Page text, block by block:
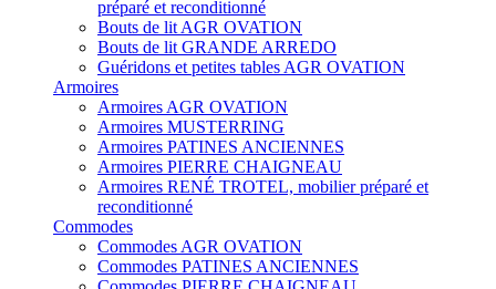
préparé et reconditionné
Bouts de lit AGR OVATION
Bouts de lit GRANDE ARREDO
Guéridons et petites tables AGR OVATION
Armoires
Armoires AGR OVATION
Armoires MUSTERRING
Armoires PATINES ANCIENNES
Armoires PIERRE CHAIGNEAU
Armoires RENÉ TROTEL, mobilier préparé et
reconditionné
Commodes
Commodes AGR OVATION
Commodes PATINES ANCIENNES